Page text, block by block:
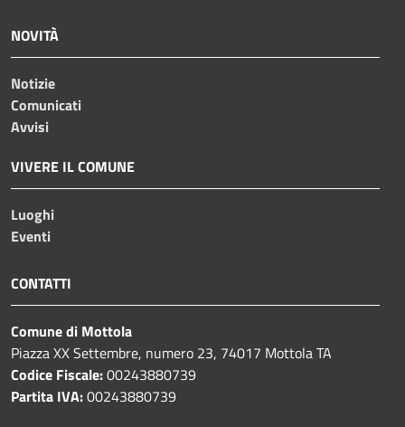
NOVITÀ
Notizie
Comunicati
Avvisi
VIVERE IL COMUNE
Luoghi
Eventi
CONTATTI
Comune di Mottola
Piazza XX Settembre, numero 23, 74017 Mottola TA
Codice Fiscale:00243880739
Partita IVA:00243880739